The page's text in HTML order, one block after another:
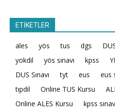
ETİKETLER
ales yös tus dgs
yokdil
yös sınavı kpss
DUS Sınavı
tyt eus eus
tıpdil
Online TUS Kursu
Online ALES Kursu
kpss